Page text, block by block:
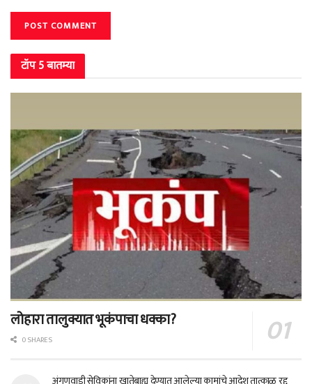
टॉप 5 बातम्या
लोहारा तालुक्यात भूकंपाचा धक्का?
0 SHARES
अंगणवाडी सेविकांना खातेबाह्य देण्यात आलेल्या कामांचे आदेश तात्काळ रद्द